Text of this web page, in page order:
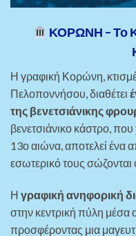
ΚΟΡΩΝΗ – Το
Η γραφική Κορώνη,
Πελοποννήσου, διαθέτει
της βενετσιάνικης
βενετσιάνικο κάστρο,
13ο αιώνα, αποτελεί ένα
εσωτερικό τους σώζονται
Η γραφική ανηφορική
στην κεντρική πύλη μέσα
προσφέροντας μια